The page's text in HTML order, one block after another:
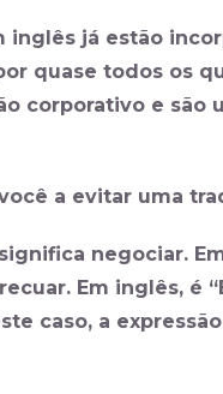
inglês já estão
quase todos os
corporativo e são
a evitar uma
negociar.
Em inglês, é
caso, a